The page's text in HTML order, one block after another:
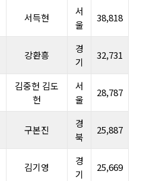
서득현
서
울
38,818
강환흥
경
기
32,731
김중헌 김도
헌
서
울
28,787
구본진
경
북
25,887
김기영
경
기
25,669